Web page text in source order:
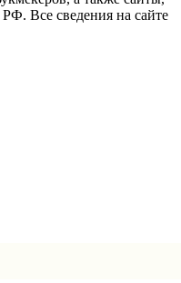
Все сведения на сайте